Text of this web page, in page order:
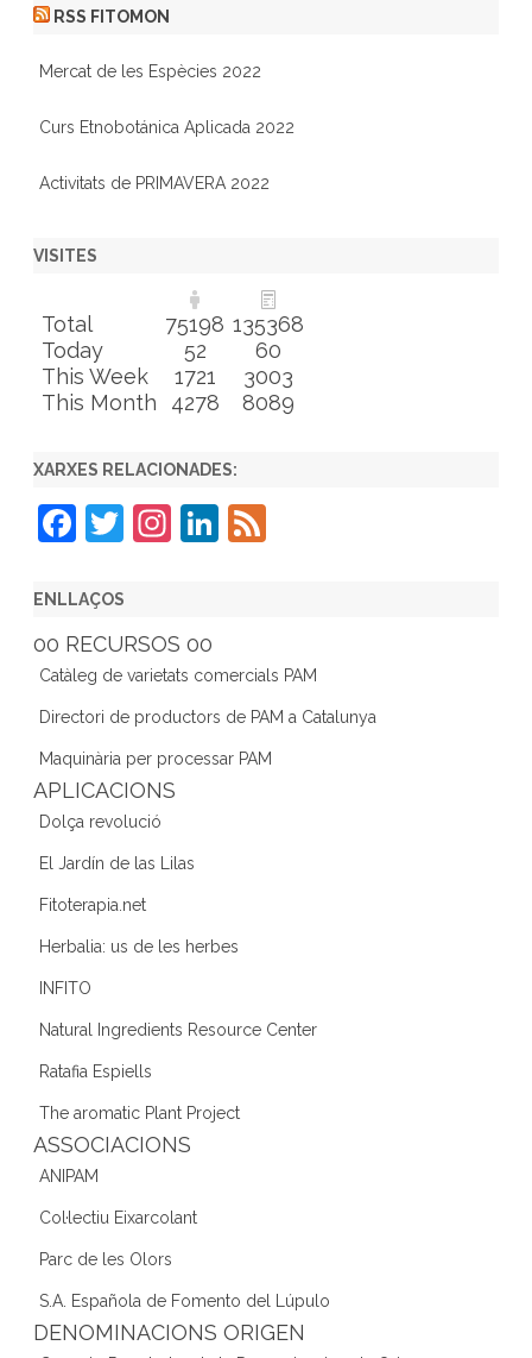
RSS FITOMON
Mercat de les Espècies 2022
Curs Etnobotánica Aplicada 2022
Activitats de PRIMAVERA 2022
VISITES
Total 75198 135368
Today
52
60
This Week
1721
3003
This Month
4278 8089
XARXES RELACIONADES:
F
c
e
b
o
o
k
T
er
In
gr
a
m
Li
dI
n
ENLLAÇOS
00 RECURSOS 00
Catàleg de varietats comercials PAM
Directori de productors de PAM a Catalunya
Maquinària per processar PAM
APLICACIONS
Dolça revolució
El Jardín de las Lilas
Fitoterapia.net
Herbalia: us de les herbes
INFITO
Natural Ingredients Resource Center
Ratafia Espiells
The aromatic Plant Project
ASSOCIACIONS
ANIPAM
Col·lectiu Eixarcolant
Parc de les Olors
S.A. Española de Fomento del Lúpulo
DENOMINACIONS ORIGEN